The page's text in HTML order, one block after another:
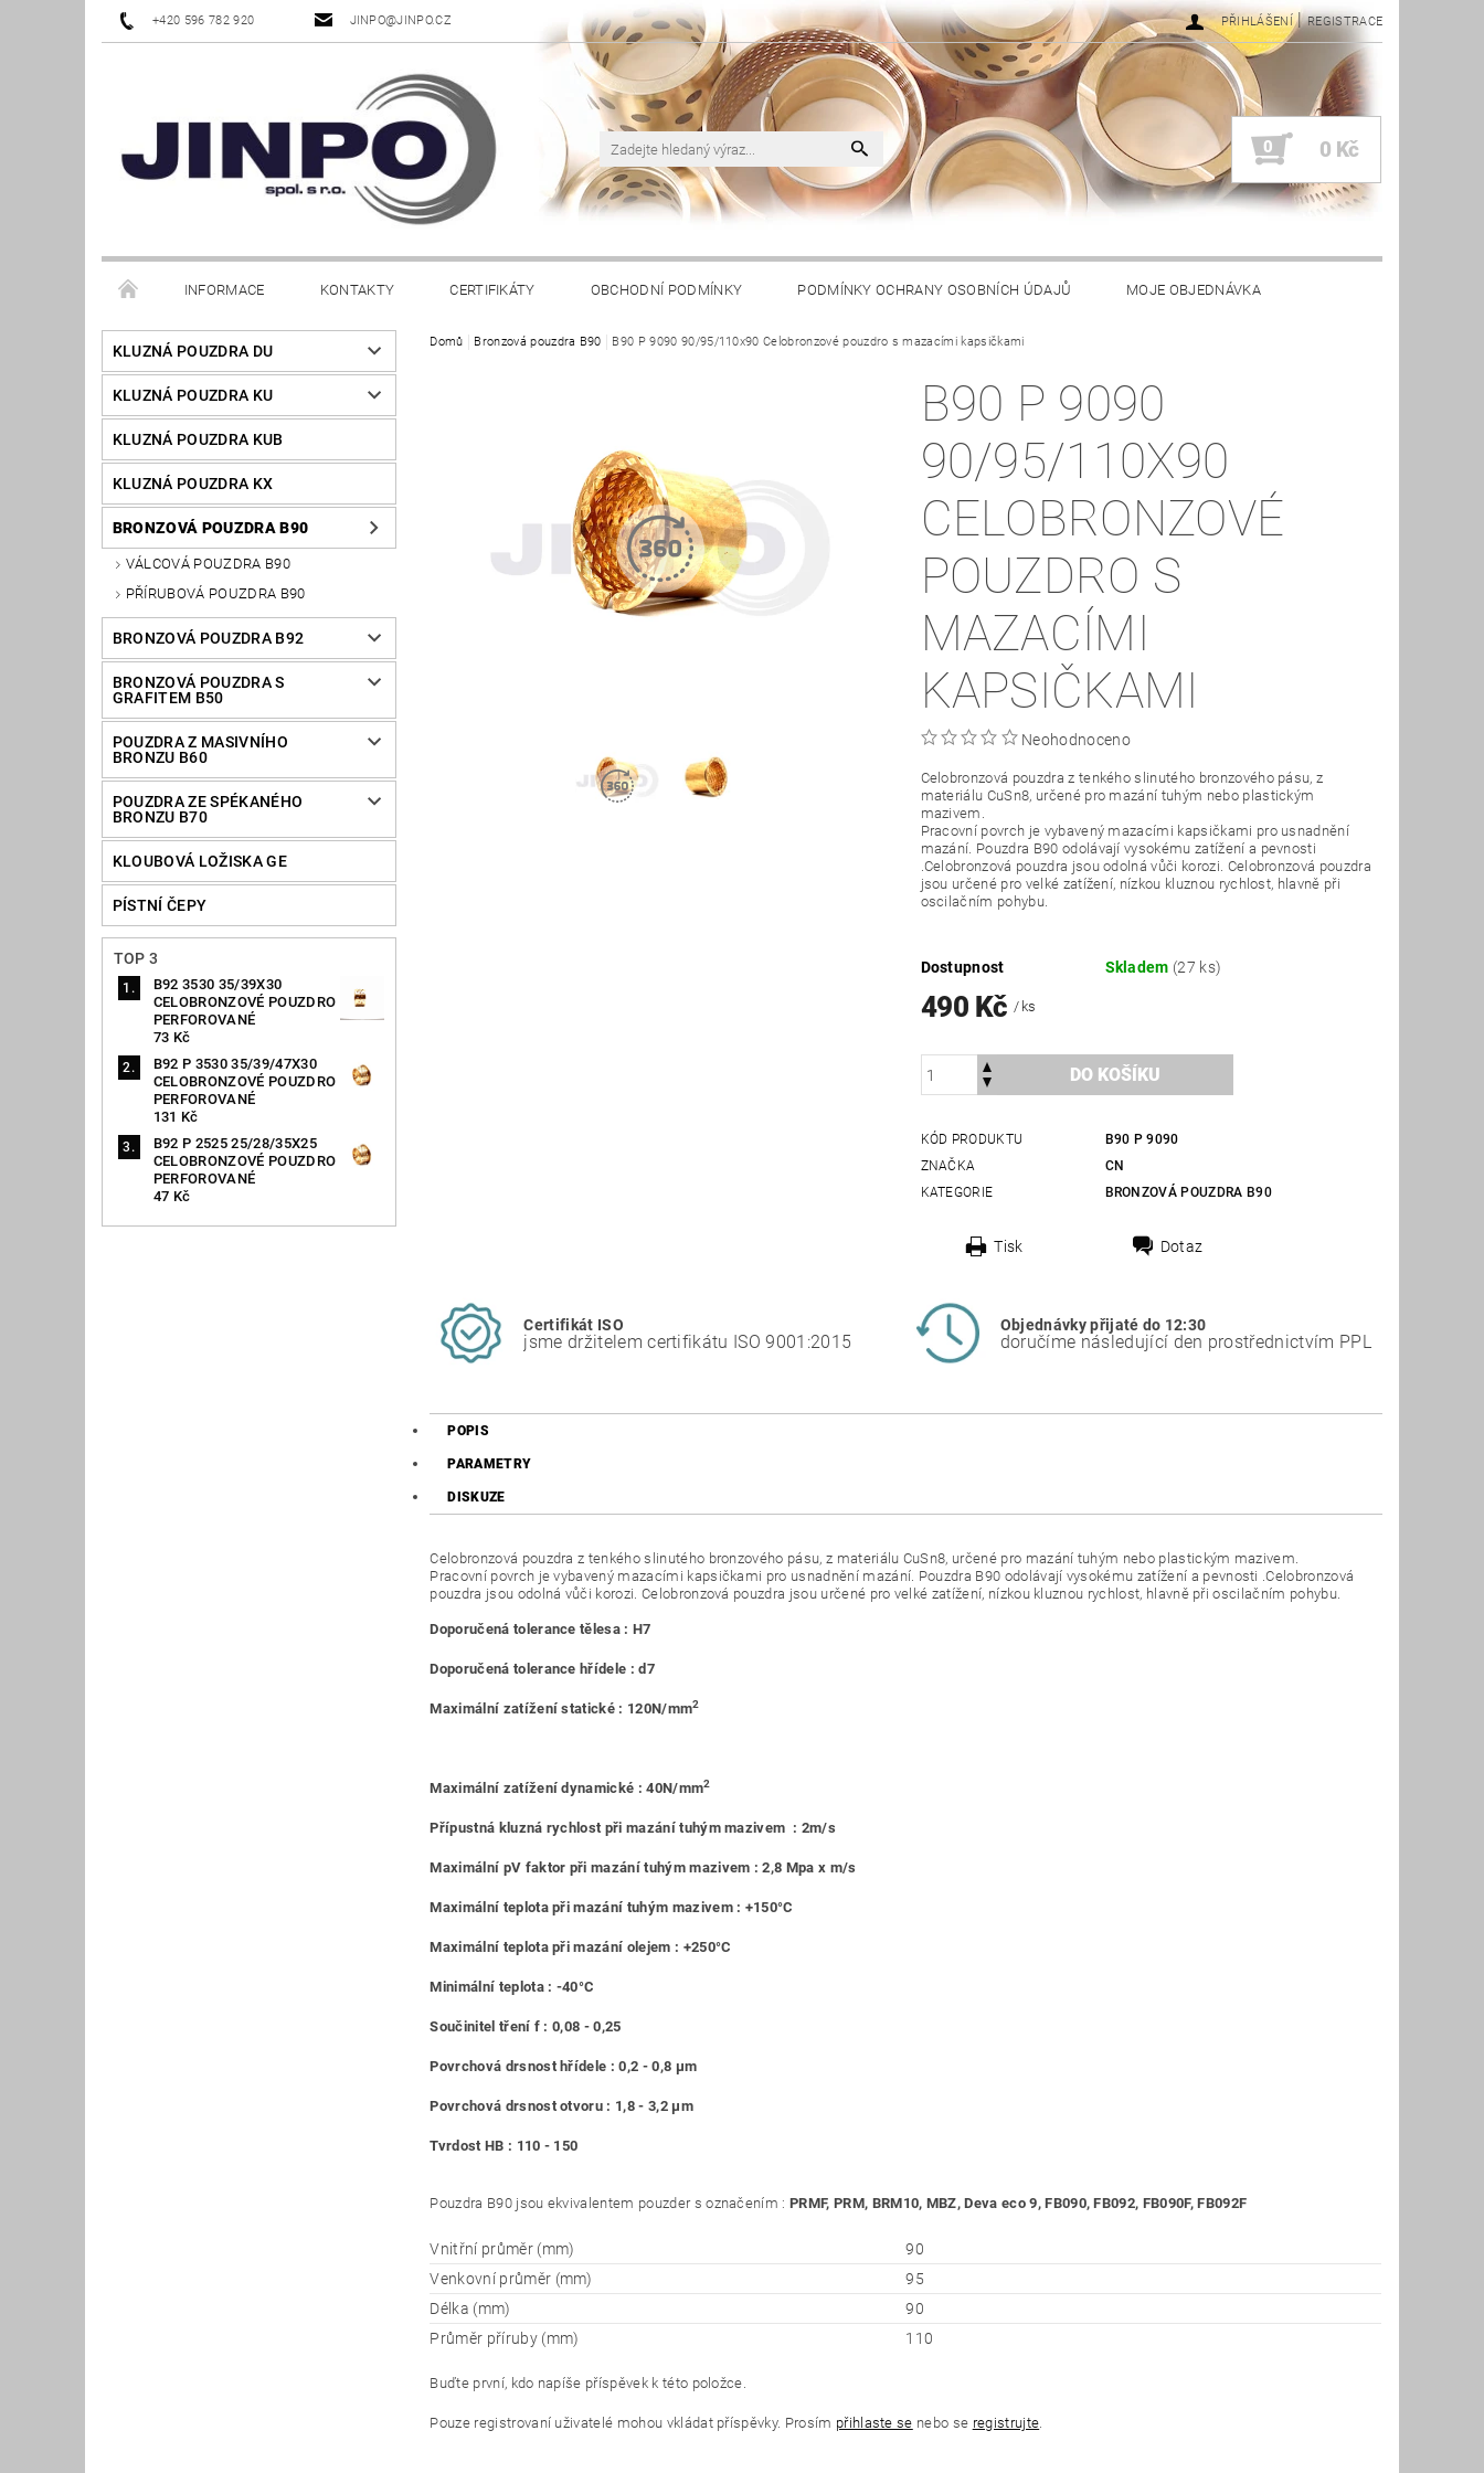
+420 596 782 920 JINPO@JINPO.CZ PŘIHLÁŠENÍ | REGISTRACE
0 0 Kč
INFORMACE KONTAKTY CERTIFIKÁTY OBCHODNÍ PODMÍNKY PODMÍNKY OCHRANY OSOBNÍCH ÚDAJŮ MOJE OBJEDNÁVKA
KLUZNÁ POUZDRA DU
KLUZNÁ POUZDRA KU
KLUZNÁ POUZDRA KUB
KLUZNÁ POUZDRA KX
BRONZOVÁ POUZDRA B90
VÁLCOVÁ POUZDRA B90
PŘÍRUBOVÁ POUZDRA B90
BRONZOVÁ POUZDRA B92
BRONZOVÁ POUZDRA S
GRAFITEM B50
POUZDRA Z MASIVNÍHO
BRONZU B60
POUZDRA ZE SPÉKANÉHO
BRONZU B70
KLOUBOVÁ LOŽISKA GE
PÍSTNÍ ČEPY
TOP 3
B92 3530 35/39X30
CELOBRONZOVÉ POUZDRO
PERFOROVANÉ
73 Kč
B92 P 3530 35/39/47X30
CELOBRONZOVÉ POUZDRO
PERFOROVANÉ
131 Kč
B92 P 2525 25/28/35X25
CELOBRONZOVÉ POUZDRO
PERFOROVANÉ
47 Kč
Domů Bronzová pouzdra B90 B90 P 9090 90/95/110x90 Celobronzové pouzdro s mazacími kapsičkami
B90 P 9090
90/95/110X90
CELOBRONZOVÉ
POUZDRO S
MAZACÍMI
KAPSIČKAMI
Neohodnoceno
Celobronzová pouzdra z tenkého slinutého bronzového pásu, z
materiálu CuSn8, určené pro mazání tuhým nebo plastickým
mazivem.
Pracovní povrch je vybavený mazacími kapsičkami pro usnadnění
mazání. Pouzdra B90 odolávají vysokému zatížení a pevnosti
.Celobronzová pouzdra jsou odolná vůči korozi. Celobronzová pouzdra
jsou určené pro velké zatížení, nízkou kluznou rychlost, hlavně při
oscilačním pohybu.
Dostupnost Skladem (27 ks)
490 Kč/ ks
KÓD PRODUKTU
B90 P 9090
ZNAČKA
CN
KATEGORIE
BRONZOVÁ POUZDRA B90
Tisk Dotaz
Certifikát ISO
jsme držitelem certifikátu ISO 9001:2015
Objednávky přijaté do 12:30
doručíme následující den prostřednictvím PPL
POPIS
PARAMETRY
DISKUZE
Celobronzová pouzdra z tenkého slinutého bronzového pásu, z materiálu CuSn8, určené pro mazání tuhým nebo plastickým mazivem.
Pracovní povrch je vybavený mazacími kapsičkami pro usnadnění mazání. Pouzdra B90 odolávají vysokému zatížení a pevnosti .Celobronzová
pouzdra jsou odolná vůči korozi. Celobronzová pouzdra jsou určené pro velké zatížení, nízkou kluznou rychlost, hlavně při oscilačním pohybu.
Doporučená tolerance tělesa : H7
Doporučená tolerance hřídele : d7
Maximální zatížení statické : 120N/mm2
Maximální zatížení dynamické : 40N/mm2
Přípustná kluzná rychlost při mazání tuhým mazivem : 2m/s
Maximální pV faktor při mazání tuhým mazivem : 2,8 Mpa x m/s
Maximální teplota při mazání tuhým mazivem : +150°C
Maximální teplota při mazání olejem : +250°C
Minimální teplota : -40°C
Součinitel tření f : 0,08 - 0,25
Povrchová drsnost hřídele : 0,2 - 0,8 μm
Povrchová drsnost otvoru : 1,8 - 3,2 μm
Tvrdost HB : 110 - 150
Pouzdra B90 jsou ekvivalentem pouzder s označením :PRMF, PRM, BRM10, MBZ, Deva eco 9, FB090, FB092, FB090F, FB092F
Vnitřní průměr (mm)
90
Venkovní průměr (mm)
95
Délka (mm)
90
Průměr příruby (mm)
110
Buďte první, kdo napíše příspěvek k této položce.
Pouze registrovaní uživatelé mohou vkládat příspěvky. Prosím přihlaste se nebo se registrujte.